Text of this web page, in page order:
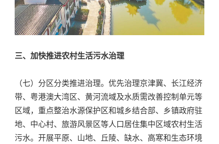
三、加快推进农村生活污水治理
（七）分区分类推进治理。优先治理京津冀、长江经济
带、粤港澳大湾区、黄河流域及水质需改善控制单元等
区域，重点整治水源保护区和城乡结合部、乡镇政府驻
地、中心村、旅游风景区等人口居住集中区域农村生活
污水。开展平原、山地、丘陵、缺水、高寒和生态环境